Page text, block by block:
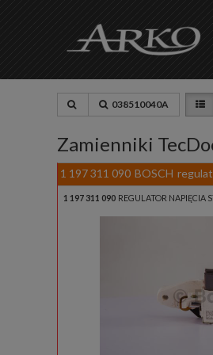
038510040A
Zamienniki
1 197 311 090 BOSCH
1 197 311 090 REGULATOR NAPIĘCIA